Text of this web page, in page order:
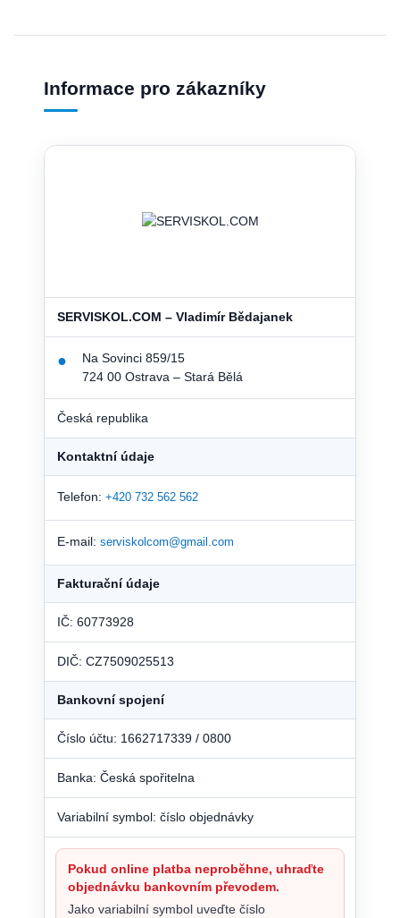
Informace pro zákazníky
SERVISKOL.COM – Vladimír Bědajanek
●
Na Sovinci 859/15
724 00 Ostrava – Stará Bělá
Česká republika
Kontaktní údaje
Telefon: +420 732 562 562
E-mail: serviskolcom@gmail.com
Fakturační údaje
IČ: 60773928
DIČ: CZ7509025513
Bankovní spojení
Číslo účtu: 1662717339 / 0800
Banka: Česká spořitelna
Variabilní symbol: číslo objednávky
Pokud online platba neproběhne, uhraďte
objednávku bankovním převodem.
Jako variabilní symbol uveďte číslo